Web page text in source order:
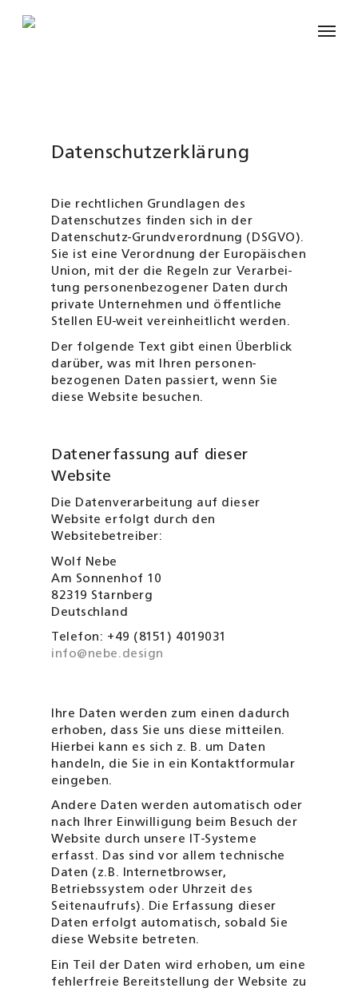
Datenschutzerklärung
Die rechtlichen Grundlagen des
Datenschutzes finden sich in der
Datenschutz-Grundverordnung (DSGVO).
Sie ist eine Verord­nung der Europäischen
Union, mit der die Regeln zur Verarbei­
tung personenbezogener Daten durch
private Unter­nehmen und öffentliche
Stellen EU-weit vereinheitlicht werden.
Der folgende Text gibt einen Überblick
darüber, was mit Ihren personen­
bezogenen Daten passiert, wenn Sie
diese Website besuchen.
Datenerfassung auf dieser
Website
Die Datenverarbeitung auf dieser
Website erfolgt durch den
Websitebetreiber:
Wolf Nebe
Am Sonnenhof 10
82319 Starnberg
Deutschland
Telefon: +49 (8151) 4019031
info@nebe.design
Ihre Daten werden zum einen dadurch
erhoben, dass Sie uns diese mitteilen.
Hierbei kann es sich z. B. um Daten
handeln, die Sie in ein Kontaktformular
eingeben.
Andere Daten werden automatisch oder
nach Ihrer Einwilligung beim Besuch der
Website durch unsere IT-Systeme
erfasst. Das sind vor allem technische
Daten (z.B. Internetbrowser,
Betriebssystem oder Uhrzeit des
Seitenaufrufs). Die Erfassung dieser
Daten erfolgt automatisch, sobald Sie
diese Website betreten.
Ein Teil der Daten wird erhoben, um eine
fehlerfreie Bereitstellung der Website zu